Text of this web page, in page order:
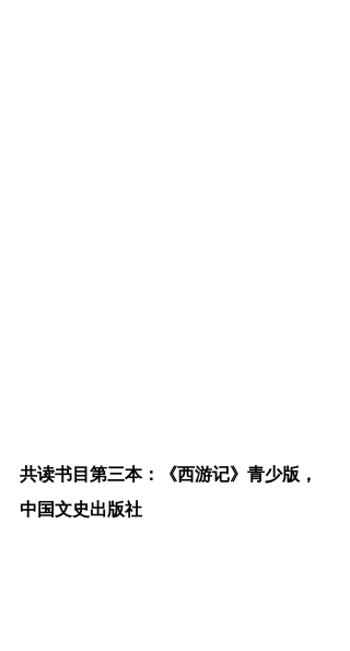
共读书目第三本：《西游记》青少版，
中国文史出版社